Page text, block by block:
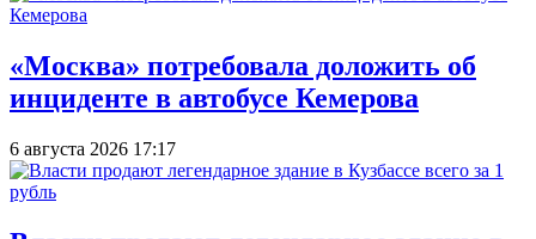
«Москва» потребовала доложить об
инциденте в автобусе Кемерова
6 августа 2026 17:17